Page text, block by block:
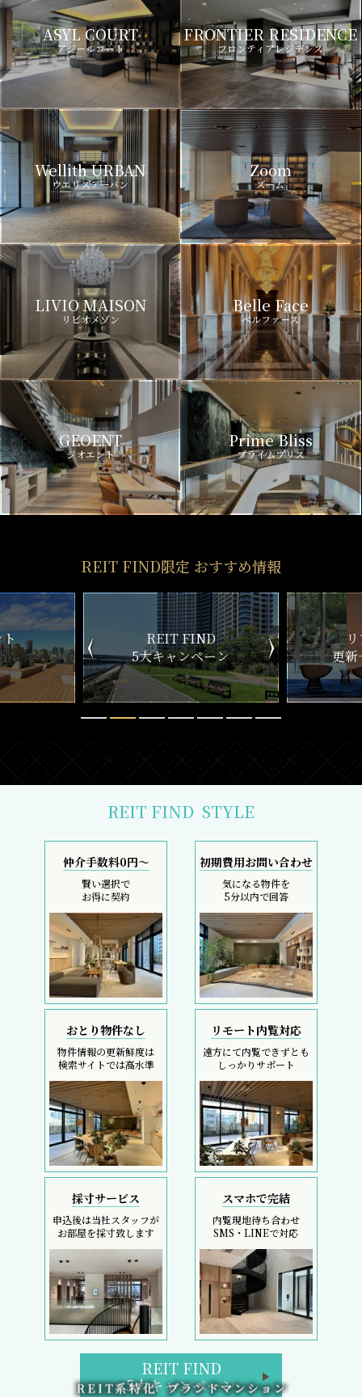
ASYL COURT
アジールコート
FRONTIER RESIDENCE
フロンティアレジデンス
Wellith URBAN
ウエリスアーバン
Zoom
ズーム
LIVIO MAISON
リビオメゾン
Belle Face
ベルファース
GEOENT
ジオエント
Prime Bliss
プライムブリス
REIT FIND限定 おすすめ情報
ン
リアルタイム
更新一覧チェック
新
REIT FIND STYLE
仲介手数料0円～
賢い選択で
お得に契約
初期費用お問い合わせ
気になる物件を
5分以内で回答
おとり物件なし
物件情報の更新鮮度は
検索サイトでは高水準
リモート内覧対応
遠方にて内覧できずとも
しっかりサポート
採寸サービス
申込後は当社スタッフが
お部屋を採寸致します
スマホで完結
内覧現地待ち合わせ
SMS・LINEで対応
REIT FIND
5大キャンペーン